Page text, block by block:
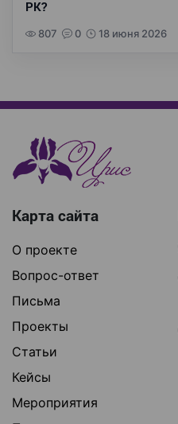
РК?
807 0 18 июня 2026
Карта сайта
О проекте
Вопрос-ответ
Письма
Проекты
Статьи
Кейсы
Мероприятия